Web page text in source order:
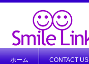
ホーム CONTACT US